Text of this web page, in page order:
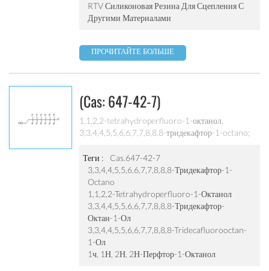
RTV Силиконовая Резина Для Сцепления С
Другими Материалами
ПРОЧИТАЙТЕ БОЛЬШЕ
(cas: 647-42-7)
3,3,4,4,5,5,6,6,7,7,8,8,8-
Тридекафтор-1-Октано
1,1,2,2-tetrahydroperfluoro-1-октанол,
3,3,4,4,5,5,6,6,7,7,8,8,8-тридекафтор-1-octano;
3,3,4,4,5,5,6,6,7,7, 8,8,8-tridecafluorooctan-1-ол;
1Н, 1Н, 2Н, 2Н-перфтор-1-октанол; 1Н, 1Н, 2Н,
2Н-perfluorooctan-1-ол; 1Н, 1Н, 2Н, 2Н-
perfluorooctanol; замковый камень 62-ал
Теги :
Cas.647-42-7
3,3,4,4,5,5,6,6,7,7,8,8,8-Тридекафтор-1-
Octano
1,1,2,2-Tetrahydroperfluoro-1-Октанол
3,3,4,4,5,5,6,6,7,7,8,8,8-Тридекафтор-
Октан-1-Ол
3,3,4,4,5,5,6,6,7,7,8,8,8-Tridecafluorooctan-
1-Ол
1ч, 1Н, 2Н, 2Н-Перфтор-1-Октанол